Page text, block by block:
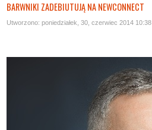
BARWNIKI ZADEBIUTUJĄ NA NEWCONNECT
Utworzono: poniedziałek, 30, czerwiec 2014 10:38